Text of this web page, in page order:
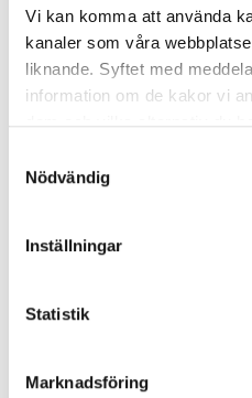
Vi kan komma att använda
kanaler som våra
liknande. Syftet med
information om de kakor vi
vi behandlar personuppgifter
Nödvändig
Inställningar
Statistik
Marknadsföring
Fibromyalgi
Kronisk
Receptförskrivning
Omdömen från andra
”Mycket bra, proffsig,
detective vilket krävs för
⭐️⭐️⭐️⭐️⭐️